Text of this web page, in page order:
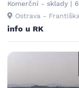
Komerční - sklady |
Ostrava -
info u RK